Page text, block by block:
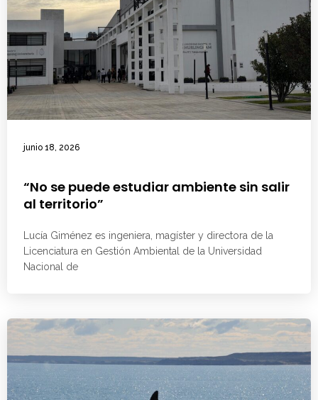
junio 18, 2026
“No se puede estudiar ambiente sin salir
al territorio”
Lucía Giménez es ingeniera, magíster y directora de la
Licenciatura en Gestión Ambiental de la Universidad
Nacional de